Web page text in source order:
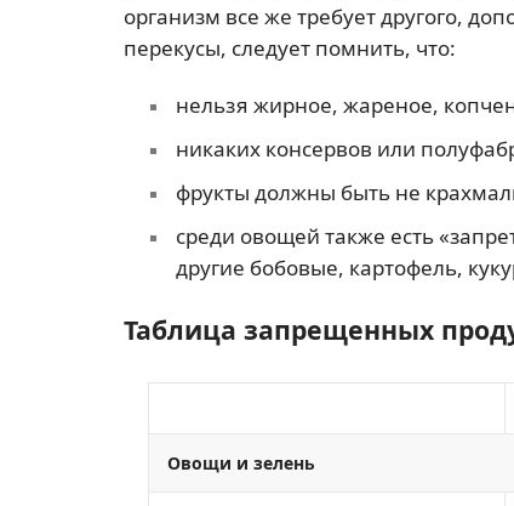
организм все же требует другого,
перекусы, следует помнить, что:
нельзя жирное, жареное,
никаких консервов или
фрукты должны быть не
среди овощей также есть
другие бобовые, картофель,
Таблица запрещенных
Овощи и зелень